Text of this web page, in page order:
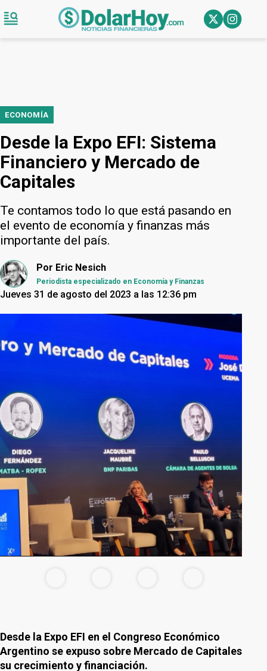
ECONOMÍA
Desde la Expo EFI: Sistema
Financiero y Mercado de
Capitales
Te contamos todo lo que está pasando en
el evento de economía y finanzas más
importante del país.
Por Eric Nesich
Periodista especializado en Economía y Finanzas
Jueves 31 de agosto del 2023 a las 12:36 pm
Desde la Expo EFI en el Congreso Económico
Argentino se expuso sobre Mercado de Capitales
su crecimiento y financiación.